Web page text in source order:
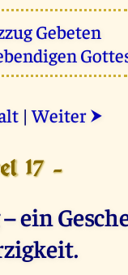
Gebeten
|Weiter ⮞
17 -
ein